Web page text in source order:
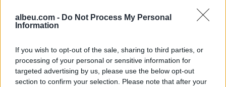
albeu.com - Do Not Process My Personal
Information
If you wish to opt-out of the sale, sharing to third parties, or
processing of your personal or sensitive information for
targeted advertising by us, please use the below opt-out
section to confirm your selection. Please note that after your
Columbia, mbi 20 mijë
banorë urdhërohen të